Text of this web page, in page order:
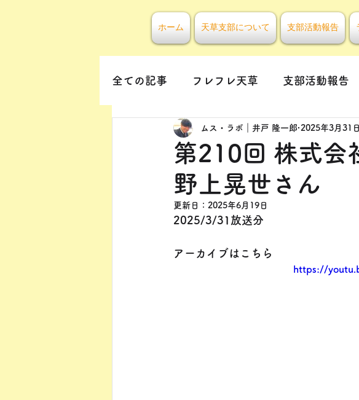
ホーム 天草支部について 支部活動報告
全ての記事 フレフレ天草 支部活動報告
第210回 株式会
野上晃世さん
ムス・ラボ｜井戸 隆一郎 2025年3月31日
更新日： 2025年6月19日
2025/3/31放送分
アーカイブはこちら
https://